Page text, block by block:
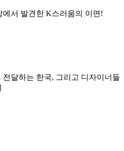
에서 발견한 K스러움의 이면!
전달하는 한국, 그리고 디자이너들